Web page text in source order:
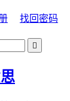
找回密码
